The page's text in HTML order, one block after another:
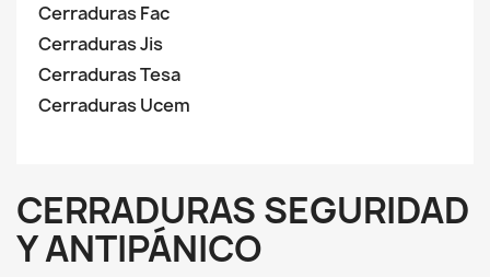
Cerraduras Fac
Cerraduras Jis
Cerraduras Tesa
Cerraduras Ucem
CERRADURAS SEGURIDAD
Y ANTIPÁNICO